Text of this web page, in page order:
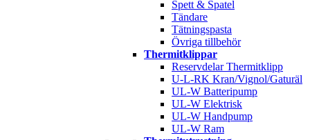
Spett & Spatel
Tändare
Tätningspasta
Övriga tillbehör
Thermitklippar
Reservdelar Thermitklipp
U-L-RK Kran/Vignol/Gaturäl
UL-W Batteripump
UL-W Elektrisk
UL-W Handpump
UL-W Ram